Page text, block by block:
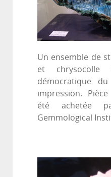
Un ensemble de
et chrysocolle
démocratique
impression.
été achetée
Gemmological